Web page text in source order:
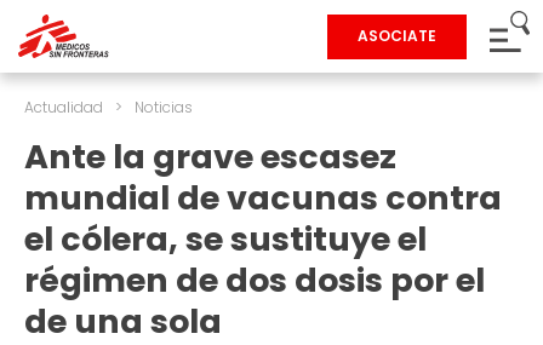
ASOCIATE
Actualidad > Noticias
Ante la grave escasez
mundial de vacunas contra
el cólera, se sustituye el
régimen de dos dosis por el
de una sola